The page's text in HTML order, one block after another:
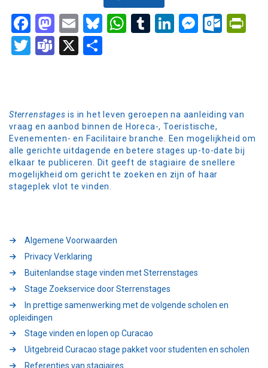
Facebook
Mastodon
EmailBluesky
WhatsApp
Tumblr
LinkedIn
Twitter
Teams
X
Sterrenstages is in het leven geroepen na aanleiding van
vraag en aanbod binnen de Horeca-, Toeristische,
Evenementen- en Facilitaire branche. Een mogelijkheid om
alle gerichte uitdagende en betere stages up-to-date bij
elkaar te publiceren. Dit geeft de stagiaire de snellere
mogelijkheid om gericht te zoeken en zijn of haar
stageplek vlot te vinden.
Algemene Voorwaarden
Privacy Verklaring
Buitenlandse stage vinden met Sterrenstages
Stage Zoekservice door Sterrenstages
In prettige samenwerking met de volgende scholen en
opleidingen
Stage vinden en lopen op Curacao
Uitgebreid Curacao stage pakket voor studenten en scholen
Referenties van stagiaires